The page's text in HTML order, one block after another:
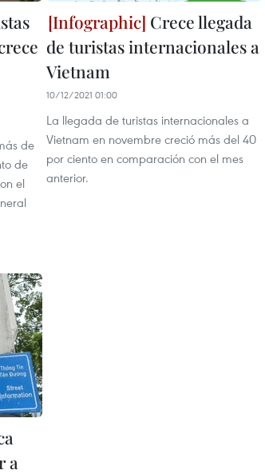
de
de
el
Crece llegada
de turistas internacionales a
Vietnam
10/12/2021 01:00
La llegada de turistas internacionales a
Vietnam en novembre creció más del 40
por ciento en comparación con el mes
anterior.
a